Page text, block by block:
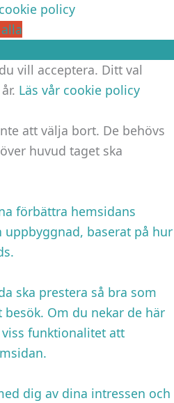
policy
vill acceptera. Ditt val
Läs vår cookie policy
att välja bort. De behövs
huvud taget ska
förbättra hemsidans
baserat på hur
ska prestera så bra som
Om du nekar de här
funktionalitet att
dig av dina intressen och